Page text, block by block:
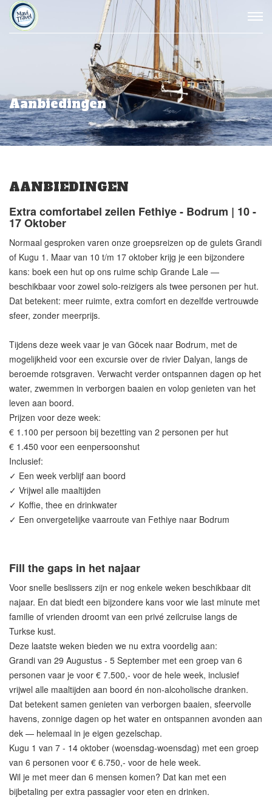
Aanbiedingen
AANBIEDINGEN
Extra comfortabel zeilen Fethiye - Bodrum | 10 -
17 Oktober
Normaal gesproken varen onze groepsreizen op de gulets Grandi
of Kugu 1. Maar van 10 t/m 17 oktober krijg je een bijzondere
kans: boek een hut op ons ruime schip Grande Lale —
beschikbaar voor zowel solo-reizigers als twee personen per hut.
Dat betekent: meer ruimte, extra comfort en dezelfde vertrouwde
sfeer, zonder meerprijs.
Tijdens deze week vaar je van Göcek naar Bodrum, met de
mogelijkheid voor een excursie over de rivier Dalyan, langs de
beroemde rotsgraven. Verwacht verder ontspannen dagen op het
water, zwemmen in verborgen baaien en volop genieten van het
leven aan boord.
Prijzen voor deze week:
€ 1.100 per persoon bij bezetting van 2 personen per hut
€ 1.450 voor een eenpersoonshut
Inclusief:
✓ Een week verblijf aan boord
✓ Vrijwel alle maaltijden
✓ Koffie, thee en drinkwater
✓ Een onvergetelijke vaarroute van Fethiye naar Bodrum
Fill the gaps in het najaar
Voor snelle beslissers zijn er nog enkele weken beschikbaar dit
najaar. En dat biedt een bijzondere kans voor wie last minute met
familie of vrienden droomt van een privé zeilcruise langs de
Turkse kust.
Deze laatste weken bieden we nu extra voordelig aan:
Grandi van 29 Augustus - 5 September met een groep van 6
personen vaar je voor € 7.500,- voor de hele week, inclusief
vrijwel alle maaltijden aan boord én non-alcoholische dranken.
Dat betekent samen genieten van verborgen baaien, sfeervolle
havens, zonnige dagen op het water en ontspannen avonden aan
dek — helemaal in je eigen gezelschap.
Kugu 1 van 7 - 14 oktober (woensdag-woensdag) met een groep
van 6 personen voor € 6.750,- voor de hele week.
Wil je met meer dan 6 mensen komen? Dat kan met een
bijbetaling per extra passagier voor eten en drinken.